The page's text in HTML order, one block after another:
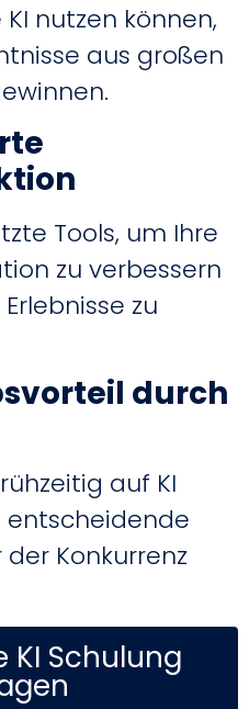
KI nutzen können,
aus großen
Tools, um Ihre
zu verbessern
zu
durch
auf KI
entscheidende
Konkurrenz
KI Schulung